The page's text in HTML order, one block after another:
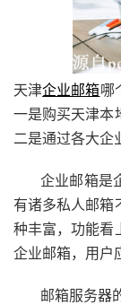
天津企业邮箱哪
一是购买天津本
二是通过各大企
企业邮箱是
有诸多私人邮箱
种丰富，功能看
企业邮箱，用户
邮箱服务器